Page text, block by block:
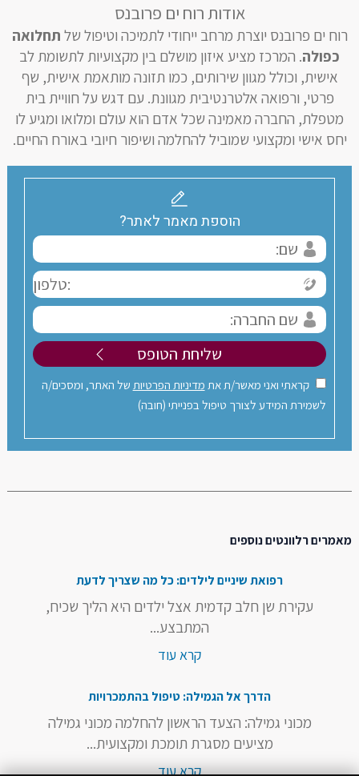
אודות רוח ים פרובנס
רוח ים פרובנס יוצרת מרחב ייחודי לתמיכה וטיפול של תחלואה
כפולה. המרכז מציע איזון מושלם בין מקצועיות לתשומת לב
אישית, וכולל מגוון שירותים, כמו תזונה מותאמת אישית, שף
פרטי, ורפואה אלטרנטיבית מגוונת. עם דגש על חוויית בית
מטפלת, החברה מאמינה שכל אדם הוא עולם ומלואו ומגיע לו
יחס אישי ומקצועי שמוביל להחלמה ושיפור חיובי באורח החיים.
הוספת מאמר לאתר?
קראתי ואני מאשר/ת את מדיניות הפרטיות של האתר, ומסכים/ה
לשמירת המידע לצורך טיפול בפנייתי (חובה)
מאמרים רלוונטים נוספים
רפואת שיניים לילדים: כל מה שצריך לדעת
עקירת שן חלב קדמית אצל ילדים היא הליך שכיח,
המתבצע...
קרא עוד
הדרך אל הגמילה: טיפול בהתמכרויות
מכוני גמילה: הצעד הראשון להחלמה מכוני גמילה
מציעים מסגרת תומכת ומקצועית...
קרא עוד